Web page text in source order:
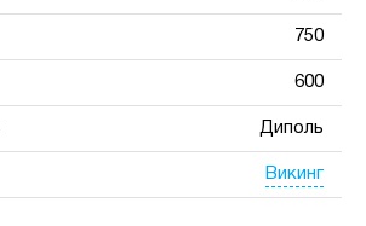
750
600
Диполь
Викинг